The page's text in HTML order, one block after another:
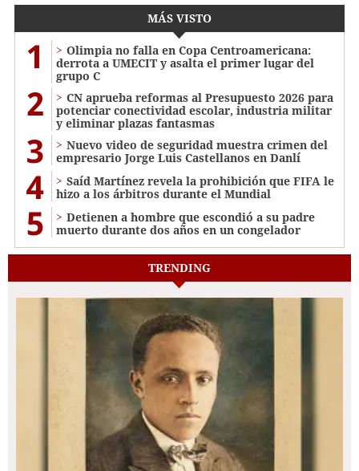
MÁS VISTO
1
Olimpia no falla en Copa Centroamericana:
derrota a UMECIT y asalta el primer lugar del
grupo C
2
CN aprueba reformas al Presupuesto 2026 para
potenciar conectividad escolar, industria militar
y eliminar plazas fantasmas
3
Nuevo video de seguridad muestra crimen del
empresario Jorge Luis Castellanos en Danlí
4
Saíd Martínez revela la prohibición que FIFA le
hizo a los árbitros durante el Mundial
5
Detienen a hombre que escondió a su padre
muerto durante dos años en un congelador
TRENDING